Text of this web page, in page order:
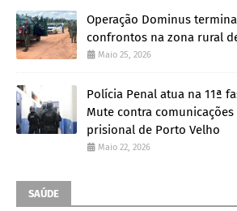
Operação Dominus
confrontos na zona rural
Maio 25, 2026
Polícia Penal atua na 11ª
Mute contra
prisional de Porto Velho
Maio 22, 2026
SAÚDE